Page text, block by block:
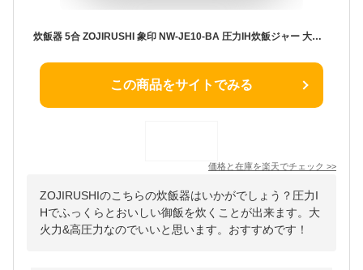
炊飯器 5合 ZOJIRUSHI 象印 NW-JE10-BA 圧力IH炊飯ジャー 大火力&高圧力 5合炊き 5.5合炊き ごはん 白米 玄米 ふっくら もちもち 美味しい 日本製 新生活 純正品【送料無料】
この商品をサイトでみる
価格と在庫を楽天でチェック >>
ZOJIRUSHIのこちらの炊飯器はいかがでしょう？圧力I
Hでふっくらとおいしい御飯を炊くことが出来ます。大
火力&高圧力なのでいいと思います。おすすめです！